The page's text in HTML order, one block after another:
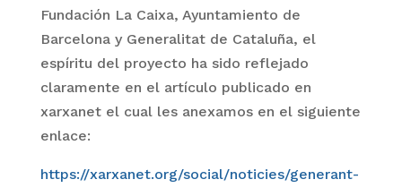
Fundación La Caixa, Ayuntamiento de
Barcelona y Generalitat de Cataluña, el
espíritu del proyecto ha sido reflejado
claramente en el artículo publicado en
xarxanet el cual les anexamos en el siguiente
enlace:
https://xarxanet.org/social/noticies/generant-